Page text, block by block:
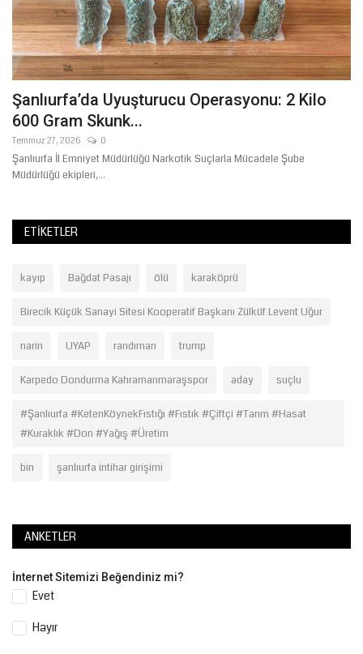
Şanlıurfa’da Uyuşturucu Operasyonu: 2 Kilo
600 Gram Skunk...
Temmuz 27, 2026 0
Şanlıurfa İl Emniyet Müdürlüğü Narkotik Suçlarla Mücadele Şube
Müdürlüğü ekipleri,...
ETIKETLER
kayıp Bağdat Pasajı ölü karaköprü
Birecik Küçük Sanayi Sitesi Kooperatif Başkanı Zülküf Levent Uğur
narin UYAP randıman trump
Karpedo Dondurma Kahramanmaraşspor aday suçlu
#Şanlıurfa #KetenKöynekFıstığı #Fıstık #Çiftçi #Tarım #Hasat
#Kuraklık #Don #Yağış #Üretim
bin şanlıurfa intihar girişimi
ANKETLER
İnternet Sitemizi Beğendiniz mi?
Evet
Hayır